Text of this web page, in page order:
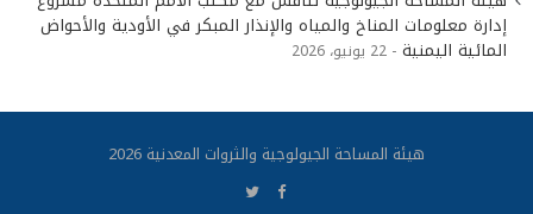
إدارة معلومات المناخ والمياه والإنذار المبكر في الأودية والأحواض
المائية اليمنية 22 يونيو، 2026
هيئة المساحة الجيولوجية والثروات المعدنية 2026